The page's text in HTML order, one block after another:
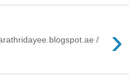
›
/